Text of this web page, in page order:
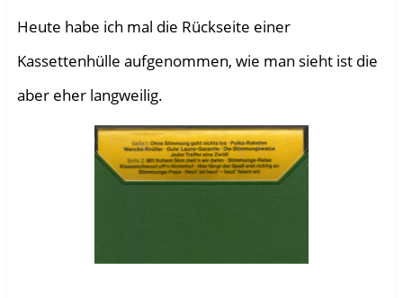
Heute habe ich mal die Rückseite einer
Kassettenhülle aufgenommen, wie man sieht ist die
aber eher langweilig.